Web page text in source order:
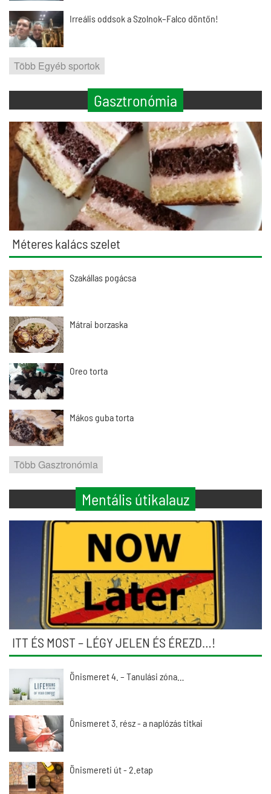
Irreális oddsok a Szolnok–Falco döntőn!
Több Egyéb sportok
Gasztronómia
Méteres kalács szelet
Szakállas pogácsa
Mátrai borzaska
Oreo torta
Mákos guba torta
Több Gasztronómia
Mentális útikalauz
ITT ÉS MOST – LÉGY JELEN ÉS ÉREZD…!
Önismeret 4. – Tanulási zóna…
Önismeret 3. rész - a naplózás titkai
Önismereti út - 2.etap